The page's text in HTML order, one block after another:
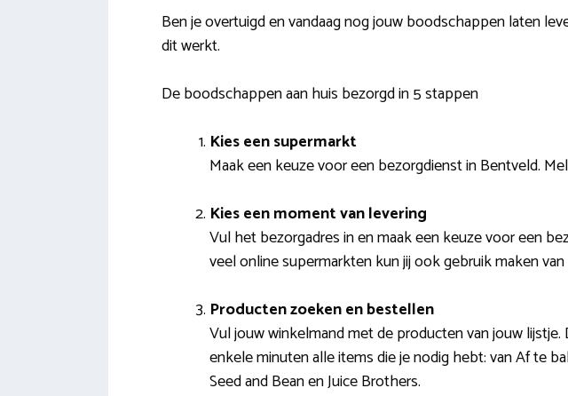
Ben je overtuigd en vandaag nog jouw boodschappen laten
dit werkt.
De boodschappen aan huis bezorgd in 5 stappen
Kies een supermarkt
Maak een keuze voor een bezorgdienst in Bentveld.
Kies een moment van levering
Vul het bezorgadres in en maak een keuze voor een
veel online supermarkten kun jij ook gebruik maken
Producten zoeken en bestellen
Vul jouw winkelmand met de producten van jouw
enkele minuten alle items die je nodig hebt: van Af te
Seed and Bean en Juice Brothers.